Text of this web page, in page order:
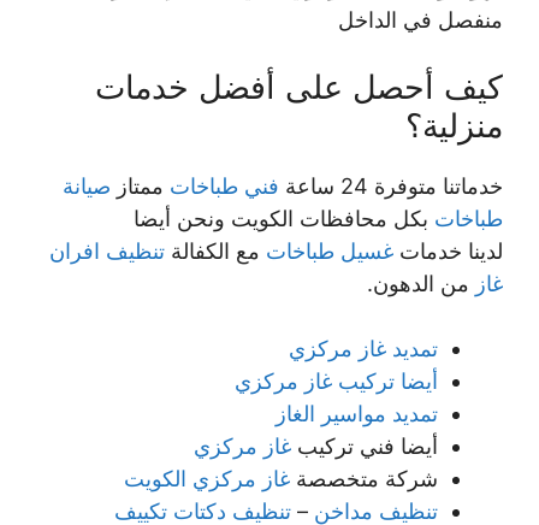
منفصل في الداخل
كيف أحصل على أفضل خدمات
منزلية؟
خدماتنا متوفرة 24 ساعة فني طباخات ممتاز صيانة
طباخات بكل محافظات الكويت ونحن أيضا
لدينا خدمات غسيل طباخات مع الكفالة تنظيف افران
غاز من الدهون.
تمديد غاز مركزي
أيضا تركيب غاز مركزي
تمديد مواسير الغاز
أيضا فني تركيب غاز مركزي
شركة متخصصة غاز مركزي الكويت
تنظيف مداخن – تنظيف دكتات تكييف